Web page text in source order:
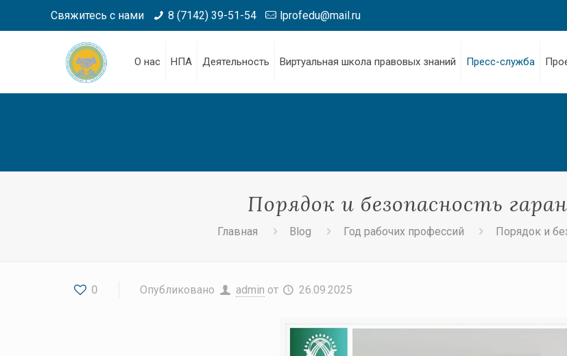
Свяжитесь с нами 8 (7142) 39-51-54 lprofedu@mail.ru
О нас НПА Деятельность Виртуальная школа правовых знаний Пресс-служба
Порядок и безопасность
Главная Blog Год рабочих профессий Порядок и
0 Опубликовано admin от 26.09.2025